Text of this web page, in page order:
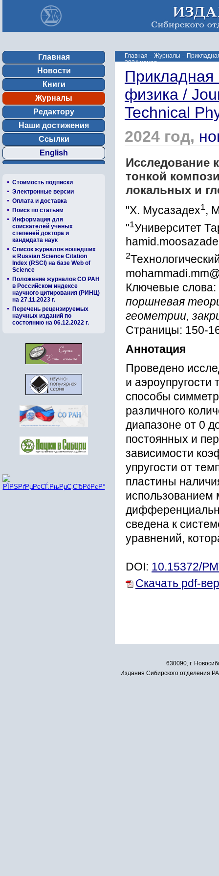
Главная
Новости
Книги
Журналы
Редактору
Наши достижения
Ссылки
English
Стоимость подписки
Электронные версии
Оплата и доставка
Поиск по статьям
Информация для
соискателей ученых
степеней доктора и
кандидата наук
Список журналов вошедших
в Russian Science Citation
Index (RSCI) на базе Web of
Science
Положение журналов СО РАН
в Российском индексе
научного цитирования (РИНЦ)
на 27.11.2023 г.
Перечень рецензируемых
научных изданий по
состоянию на 06.12.2022 г.
Главная – Журналы –
2024 номер ...
Прикладная
физика /
Technical
2024 год,
Исследование
тонкой
локальных и
"Х. Мусазадех1,
"1Университет
2
Ключевые слова:
поршневая
геометрии,
Страницы: 150-
Аннотация
Проведено
и
способы
различного
диапазоне от 0
постоянных и
зависимости
упругости от
пластины
использованием
сведена к
уравнений,
DOI: 10.15372/
Скачать pdf-
630090, г.
Издания Сибирского отделения